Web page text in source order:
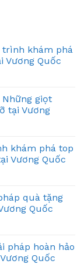
trình khám phá
Vương Quốc
giọt
tại Vương
khám phá top
Vương Quốc
quà tặng
Quốc
pháp hoàn hảo
Quốc